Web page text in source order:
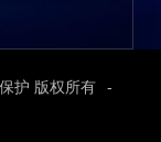
护 版权所有
-